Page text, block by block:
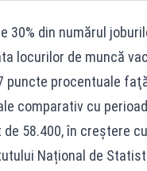
30% din numărul
locurilor de muncă
puncte procentuale
comparativ cu
58.400, în creștere
Național de